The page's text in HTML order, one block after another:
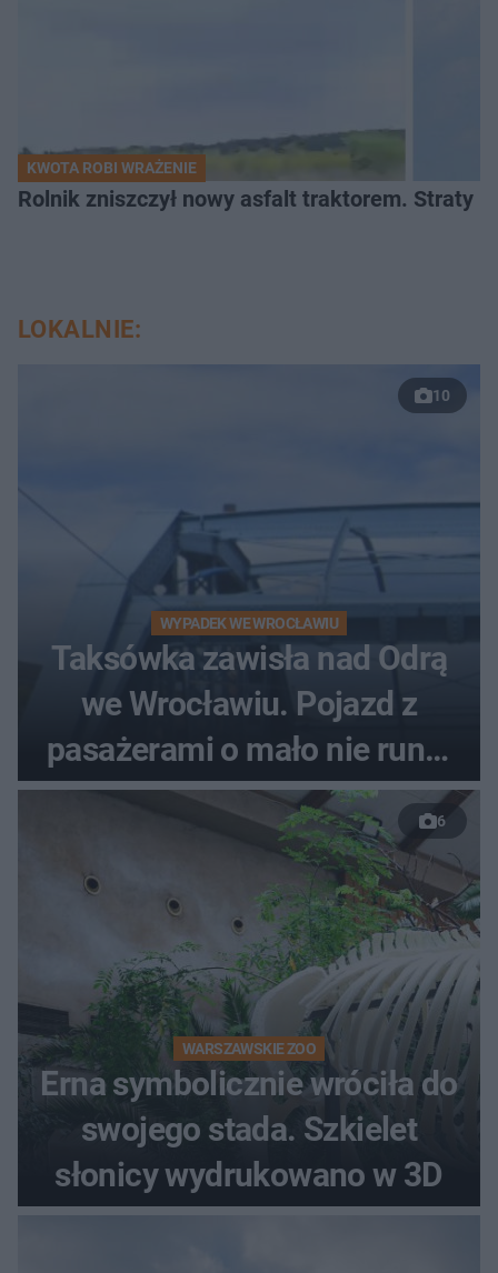
KWOTA ROBI WRAŻENIE
Rolnik zniszczył nowy asfalt traktorem. Straty
LOKALNIE:
10
WYPADEK WE WROCŁAWIU
Taksówka zawisła nad Odrą
we Wrocławiu. Pojazd z
pasażerami o mało nie runął
do rzeki
6
WARSZAWSKIE ZOO
Erna symbolicznie wróciła do
swojego stada. Szkielet
słonicy wydrukowano w 3D